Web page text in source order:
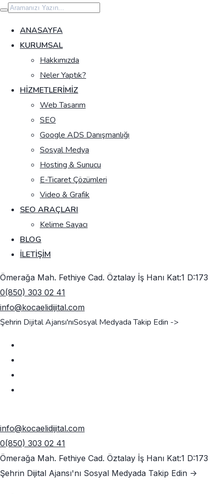
İçeriğe
geç
ANASAYFA
KURUMSAL
Hakkımızda
Neler Yaptık?
HIZMETLERIMIZ
Web Tasarım
SEO
Google ADS Danışmanlığı
Sosyal Medya
Hosting & Sunucu
E-Ticaret Çözümleri
Video & Grafik
SEO ARAÇLARI
Kelime Sayacı
BLOG
İLETIŞIM
Ömerağa Mah. Fethiye Cad. Öztalay İş Hanı Kat:1 D:173
0(850) 303 02 41
info@kocaelidijital.com
Şehrin Dijital Ajansı'nıSosyal Medyada Takip Edin ->
info@kocaelidijital.com
0(850) 303 02 41
Ömerağa Mah. Fethiye Cad. Öztalay İş Hanı Kat:1 D:173
Şehrin Dijital Ajansı'nı Sosyal Medyada Takip Edin ->